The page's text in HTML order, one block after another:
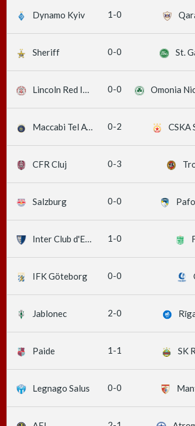
Dynamo Kyiv 1-0
Sheriff 0-0 St.
Lincoln Red Imps 0-0 Omonia
Maccabi Tel Aviv 0-2 CSKA
CFR Cluj 0-3
Salzburg 0-0
Inter Club d'Escaldes 1-0
IFK Göteborg 0-0
Jablonec 2-0
Paide 1-1 SK
Legnago Salus 0-0